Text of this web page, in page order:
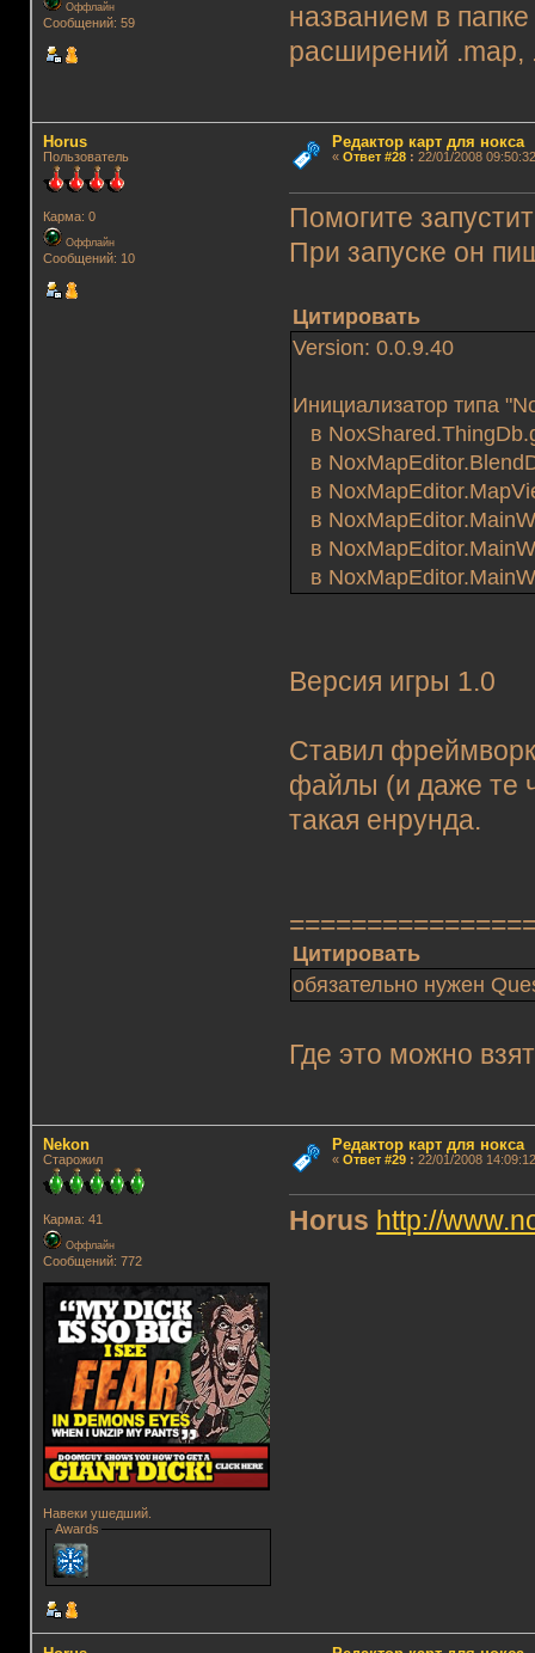
Оффлайн
Сообщений: 59
названием в
расширений .map,
Horus
Пользователь
Карма: 0
Оффлайн
Сообщений: 10
Редактор карт для нокса
« Ответ #28: 22/01/2008
Помогите
При запуске он
Цитировать
Version: 0.0.9.40
Инициализатор типа
в
в
в
в
в
в
Версия игры 1.0
Ставил
файлы (и даже те
такая енрунда.
Цитировать
обязательно нужен
Где это можно
Nekon
Старожил
Карма: 41
Оффлайн
Сообщений: 772
Навеки ушедший.
Awards
Редактор карт для нокса
« Ответ #29: 22/01/2008
Horus http://